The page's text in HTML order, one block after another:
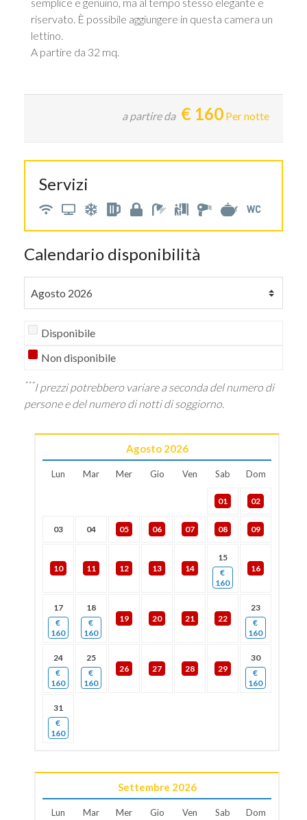
semplice e genuino, ma al tempo stesso elegante e
riservato. È possibile aggiungere in questa camera un
lettino.
A partire da 32 mq.
a partire da € 160 Per notte
Servizi
Calendario disponibilità
Disponibile
Non disponibile
***I prezzi potrebbero variare a seconda del numero di
persone e del numero di notti di soggiorno.
Agosto 2026
Lun Mar Mer Gio Ven Sab Dom
01 02
03 04 05 06 07 08 09
10 11 12 13 14
15
€
160
16
17
€
160
18
€
160
19 20 21 22
23
€
160
24
€
160
25
€
160
26 27 28 29
30
€
160
31
€
160
Settembre 2026
Lun Mar Mer Gio Ven Sab Dom